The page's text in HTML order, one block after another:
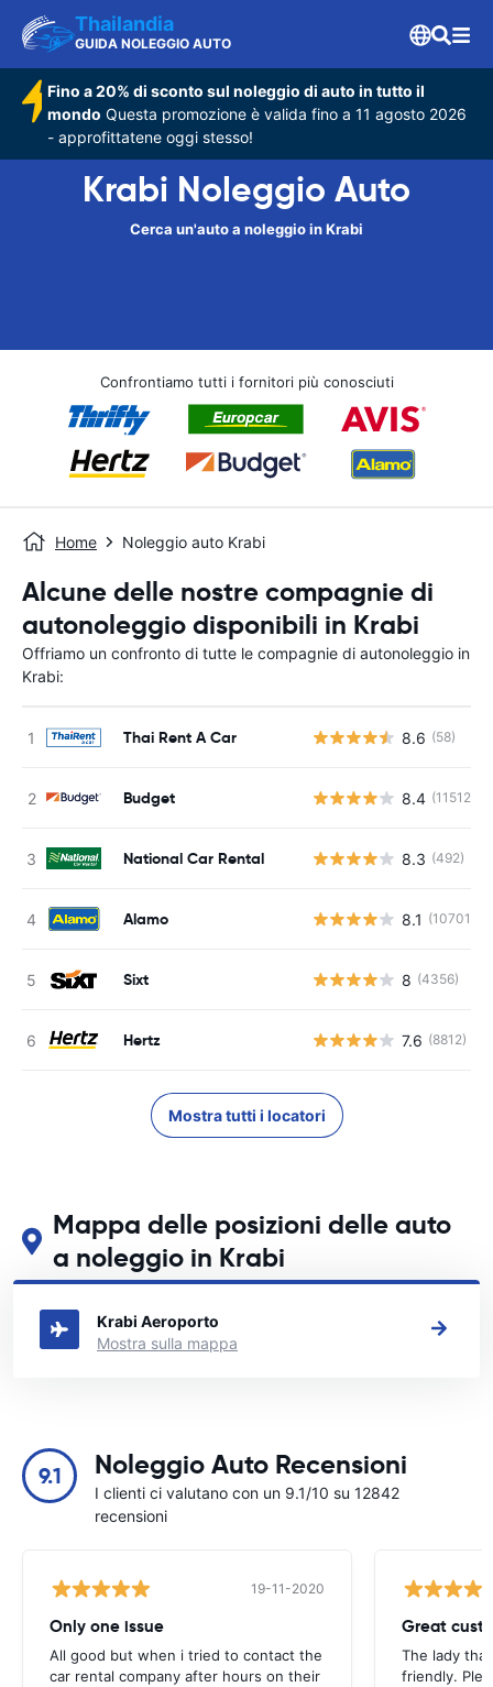
Thailandia
GUIDA NOLEGGIO AUTO
Fino a 20% di sconto sul noleggio di auto in tutto il
mondo Questa promozione è valida fino a 11 agosto 2026
- approfittatene oggi stesso!
Krabi Noleggio Auto
Cerca un'auto a noleggio in Krabi
Confrontiamo tutti i fornitori più conosciuti
Home Noleggio auto Krabi
Alcune delle nostre compagnie di
autonoleggio disponibili in Krabi
Offriamo un confronto di tutte le compagnie di autonoleggio in
Krabi:
Thai Rent A Car 8.6 (58)
Budget 8.4 (11512)
National Car Rental 8.3 (492)
Alamo 8.1 (10701)
Sixt 8 (4356)
Hertz 7.6 (8812)
Mostra tutti i locatori
Mappa delle posizioni delle auto
a noleggio in Krabi
Guarda le nostre principali sedi di autonoleggio in Krabi
Krabi Aeroporto
Mostra sulla mappa
9.1 Noleggio Auto Recensioni
I clienti ci valutano con un 9.1/10 su 12842
recensioni
19-11-2020
Only one issue
All good but when i tried to contact the
car rental company after hours on their
Great
The lady
friendly.